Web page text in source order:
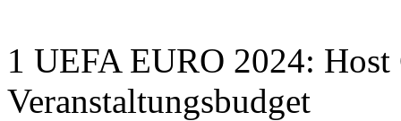
1 UEFA EURO 2024:
Veranstaltungsbudget